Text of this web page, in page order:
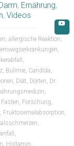
Darm, Ernährung,
,Videos
,allergische Reaktion,
,
,
, Bulimie, Candida,
, Diät, Dörten, Dr.
,
Fasten, Forschung,
, Fruktosemalabsorption,
,
,
, Histamin,